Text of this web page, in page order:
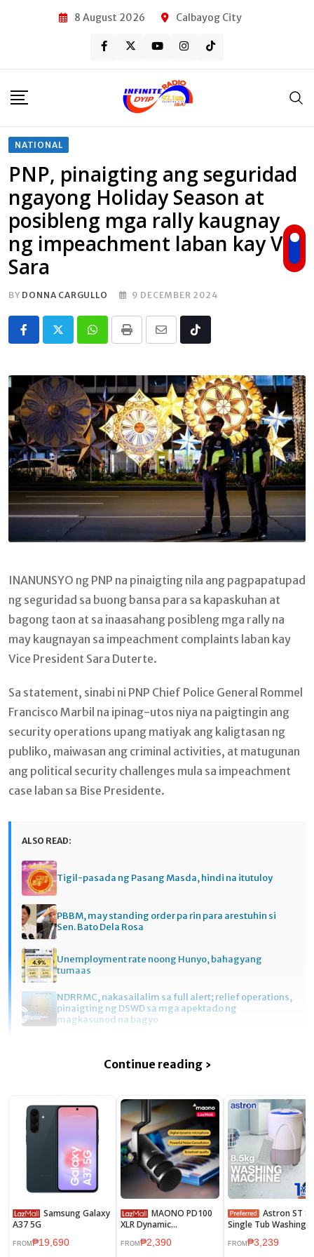
8 August 2026 Calbayog City
NATIONAL
PNP, pinaigting ang seguridad
ngayong Holiday Season at
posibleng mga rally kaugnay
ng impeachment laban kay VP
Sara
BY DONNA CARGULLO 9 DECEMBER 2024
Whatsapp
Print
Share
Email
Tiktok
INANUNSYO ng PNP na pinaigting nila ang pagpapatupad
ng seguridad sa buong bansa para sa kapaskuhan at
bagong taon at sa inaasahang posibleng mga rally na
may kaugnayan sa impeachment complaints laban kay
Vice President Sara Duterte.
Sa statement, sinabi ni PNP Chief Police General Rommel
Francisco Marbil na ipinag-utos niya na paigtingin ang
security operations upang matiyak ang kaligtasan ng
publiko, maiwasan ang criminal activities, at matugunan
ang political security challenges mula sa impeachment
case laban sa Bise Presidente.
ALSO READ:
Tigil-pasada ng Pasang Masda, hindi na itutuloy
PBBM, may standing order pa rin para arestuhin si
Sen. Bato Dela Rosa
Unemployment rate noong Hunyo, bahagyang
tumaas
NDRRMC, nakasailalim sa full alert; relief operations,
pinaigting ng DSWD sa mga apektado ng
magkasunod na bagyo
Continue reading ›
Samsung Galaxy
A37 5G
FROM ₱19,690
MAONO PD100
XLR Dynamic
Recording,Podcast
FROM ₱2,390
Astron ST 8584
Single Tub Washing
Capacity | Heavy
FROM₱3,239